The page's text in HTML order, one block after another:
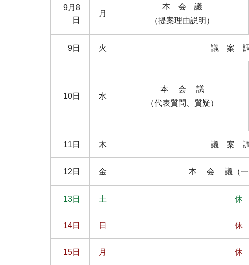
9月8
日
月
本 会 議
（提案理由説明）
9日 火 議 案
10日 水
本 会 議
（代表質問、質疑）
11日 木 議 案
12日 金 本 会 議（一
13日 土 休
14日 日 休
15日 月 休